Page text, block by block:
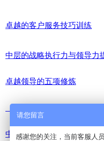
卓越的客户服务技巧训练
中层的战略执行力与领导力
卓越领导的五项修炼
《AI时代的创新突破》——
中层经理的战略执行力
请您留言
感谢您的关注，当前客服人